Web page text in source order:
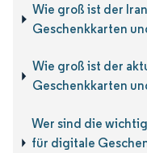
Wie groß ist der
Geschenkkarten
Wie groß ist der
Geschenkkarten
Wer sind die
für digitale